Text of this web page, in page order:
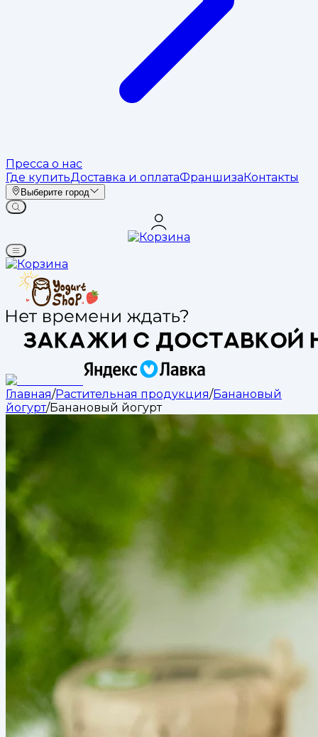
Пресса о нас
Где купитьДоставка и оплатаФраншизаКонтакты
Выберите город
Главная/Растительная продукция/Банановый
йогурт/Банановый йогурт